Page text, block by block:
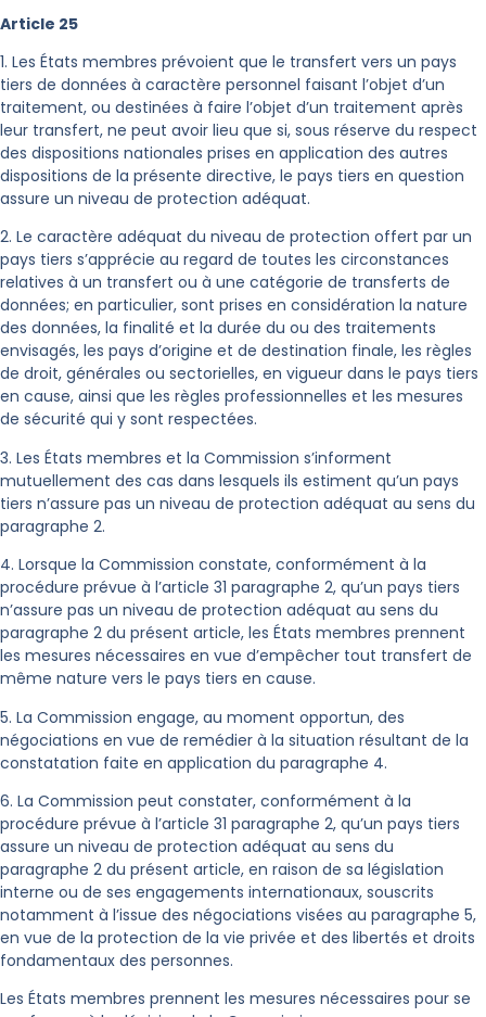
Article 25
1. Les États membres prévoient que le transfert vers un pays
tiers de données à caractère personnel faisant l’objet d’un
traitement, ou destinées à faire l’objet d’un traitement après
leur transfert, ne peut avoir lieu que si, sous réserve du respect
des dispositions nationales prises en application des autres
dispositions de la présente directive, le pays tiers en question
assure un niveau de protection adéquat.
2. Le caractère adéquat du niveau de protection offert par un
pays tiers s’apprécie au regard de toutes les circonstances
relatives à un transfert ou à une catégorie de transferts de
données; en particulier, sont prises en considération la nature
des données, la finalité et la durée du ou des traitements
envisagés, les pays d’origine et de destination finale, les règles
de droit, générales ou sectorielles, en vigueur dans le pays tiers
en cause, ainsi que les règles professionnelles et les mesures
de sécurité qui y sont respectées.
3. Les États membres et la Commission s’informent
mutuellement des cas dans lesquels ils estiment qu’un pays
tiers n’assure pas un niveau de protection adéquat au sens du
paragraphe 2.
4. Lorsque la Commission constate, conformément à la
procédure prévue à l’article 31 paragraphe 2, qu’un pays tiers
n’assure pas un niveau de protection adéquat au sens du
paragraphe 2 du présent article, les États membres prennent
les mesures nécessaires en vue d’empêcher tout transfert de
même nature vers le pays tiers en cause.
5. La Commission engage, au moment opportun, des
négociations en vue de remédier à la situation résultant de la
constatation faite en application du paragraphe 4.
6. La Commission peut constater, conformément à la
procédure prévue à l’article 31 paragraphe 2, qu’un pays tiers
assure un niveau de protection adéquat au sens du
paragraphe 2 du présent article, en raison de sa législation
interne ou de ses engagements internationaux, souscrits
notamment à l’issue des négociations visées au paragraphe 5,
en vue de la protection de la vie privée et des libertés et droits
fondamentaux des personnes.
Les États membres prennent les mesures nécessaires pour se